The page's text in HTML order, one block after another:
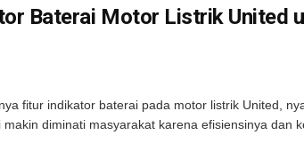
Baterai Motor Listrik United
fitur indikator baterai pada motor listrik United,
diminati masyarakat karena efisiensinya dan